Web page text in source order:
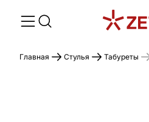
Главная Стулья Табуреты